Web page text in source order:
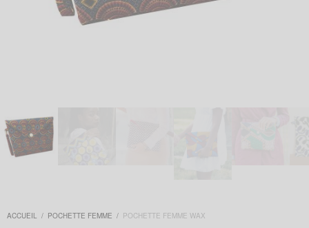
ACCUEIL / POCHETTE FEMME / POCHETTE FEMME WAX